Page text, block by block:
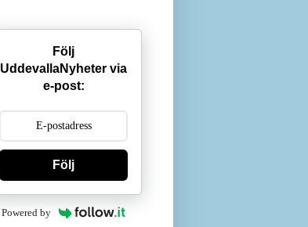
Följ
UddevallaNyheter via
e-post:
Följ
Powered by